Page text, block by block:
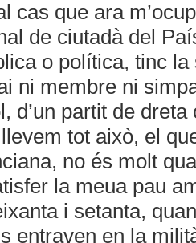
cas que ara
de ciutadà del
o política, tinc
ni membre ni
d’un partit de dreta
tot això, el
no és molt
la meua pau
i setanta,
entraven en la